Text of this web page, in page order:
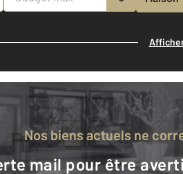
Nos biens actuels ne